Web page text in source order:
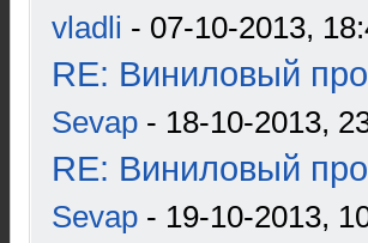
vladli - 07-10-2013,
RE: Виниловый
Sevap - 18-10-2013,
RE: Виниловый
Sevap - 19-10-2013,